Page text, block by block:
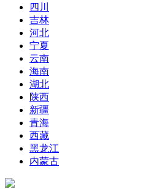
四川
吉林
河北
宁夏
云南
海南
湖北
陕西
新疆
青海
西藏
黑龙江
内蒙古